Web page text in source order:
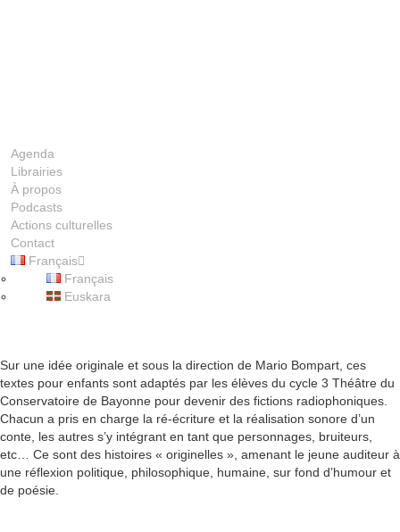
Agenda
Librairies
À propos
Podcasts
Actions culturelles
Contact
Français
Français
Euskara
00:00
Sur une idée originale et sous la direction de Mario Bompart, ces
textes pour enfants sont adaptés par les élèves du cycle 3 Théâtre du
Conservatoire de Bayonne pour devenir des fictions radiophoniques.
Chacun a pris en charge la ré-écriture et la réalisation sonore d’un
conte, les autres s’y intégrant en tant que personnages, bruiteurs,
etc… Ce sont des histoires « originelles », amenant le jeune auditeur à
une réflexion politique, philosophique, humaine, sur fond d’humour et
de poésie.